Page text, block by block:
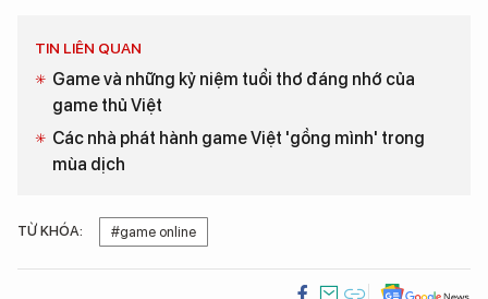
TIN LIÊN QUAN
Game và những kỷ niệm tuổi thơ đáng nhớ của
game thủ Việt
Các nhà phát hành game Việt 'gồng mình' trong
mùa dịch
TỪ KHÓA: #game online